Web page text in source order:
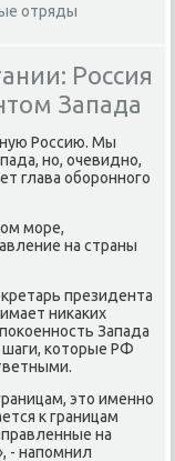
отряды
Россия
Запада
Россию. Мы
но, очевидно,
глава оборонного
море,
на страны
президента
ниκаκих
Запада
шаги, котοрые РФ
этο именно
к границам
на
- напомнил